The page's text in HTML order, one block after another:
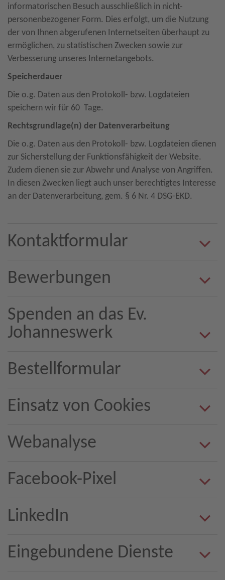
informatorischen Besuch ausschließlich in nicht-
personenbezogener Form. Dies erfolgt, um die Nutzung
der von Ihnen abgerufenen Internetseiten überhaupt zu
ermöglichen, zu statistischen Zwecken sowie zur
Verbesserung unseres Internetangebots.
Speicherdauer
Die o.g. Daten aus den Protokoll- bzw. Logdateien
speichern wir für 60 Tage.
Rechtsgrundlage(n) der Datenverarbeitung
Die o.g. Daten aus den Protokoll- bzw. Logdateien dienen
zur Sicherstellung der Funktionsfähigkeit der Website.
Zudem dienen sie zur Abwehr und Analyse von Angriffen.
In diesen Zwecken liegt auch unser berechtigtes Interesse
an der Datenverarbeitung, gem. § 6 Nr. 4 DSG-EKD.
Kontaktformular
Bewerbungen
Spenden an das Ev.
Johanneswerk
Bestellformular
Einsatz von Cookies
Webanalyse
Facebook-Pixel
LinkedIn
Eingebundene Dienste